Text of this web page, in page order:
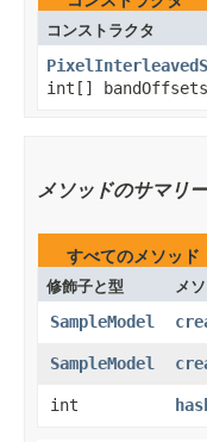
コンストラクタ
int[]
メソッドのサマリー
すべてのメソッド
修飾子と型
メ
SampleModel
SampleModel
int